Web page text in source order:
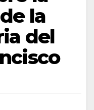
la
del